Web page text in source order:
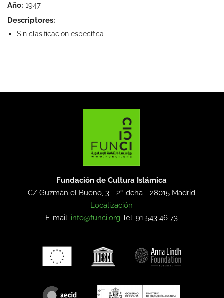
Año: 1947
Descriptores:
Sin clasificación específica
Fundación de Cultura Islámica
C/ Guzmán el Bueno, 3 - 2º dcha -28015 Madrid
Localización
E-mail: info@funci.org Tel: 91 543 46 73